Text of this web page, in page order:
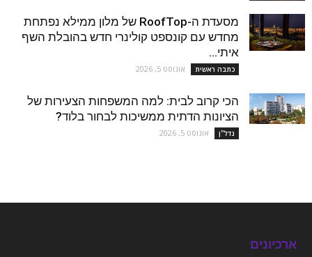
מסעדת ה-RoofTop של מלון ממילא נפתחת
מחדש עם קונספט קולינרי חדש בהובלת השף
איתי...
כתבה ראשית אוגוסט 5, 2026
הכי קרוב לבית: למה המשפחות הצעירות של
הציונות הדתית ממשיכות לבחור בלוד?
נדל''ן אוגוסט 5, 2026
ארכיונים